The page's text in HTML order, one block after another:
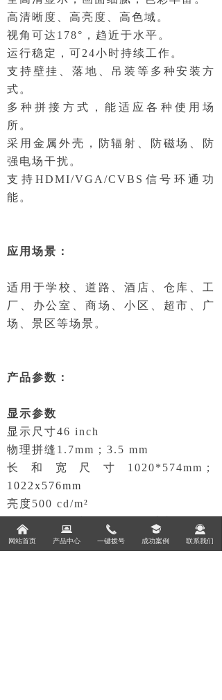
高清晰度、高亮度、高色域。
视角可达178°，趋近于水平。
运行稳定，可24小时持续工作。
支持壁挂、落地、吊装等多种安装方
式。
多种拼接方式，能适应各种使用场
所。
采用金属外壳，防辐射、防磁场、防
强电场干扰。
支持HDMI/VGA/CVBS信号环通功
能。
应用场景：
适用于学校、道路、酒店、仓库、工
厂、办公室、商场、小区、超市、广
场、景区等场景。
产品参数：
显示参数
显示尺寸46 inch
物理拼缝1.7mm；3.5 mm
长和宽尺寸1020*574mm；
1022x576mm
亮度500 cd/m²
可视角178°(水平) / 178°(垂直)
色深度8 bit, 16.7 M
낀
首页 产品 成功案例
끤
联系我们
낀
网站首页
뀵
产品中心
끅
一键拨号
넉
成功案例
끤
联系我们